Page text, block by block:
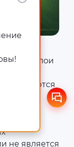
в
бедные слои
меняются
в
не является